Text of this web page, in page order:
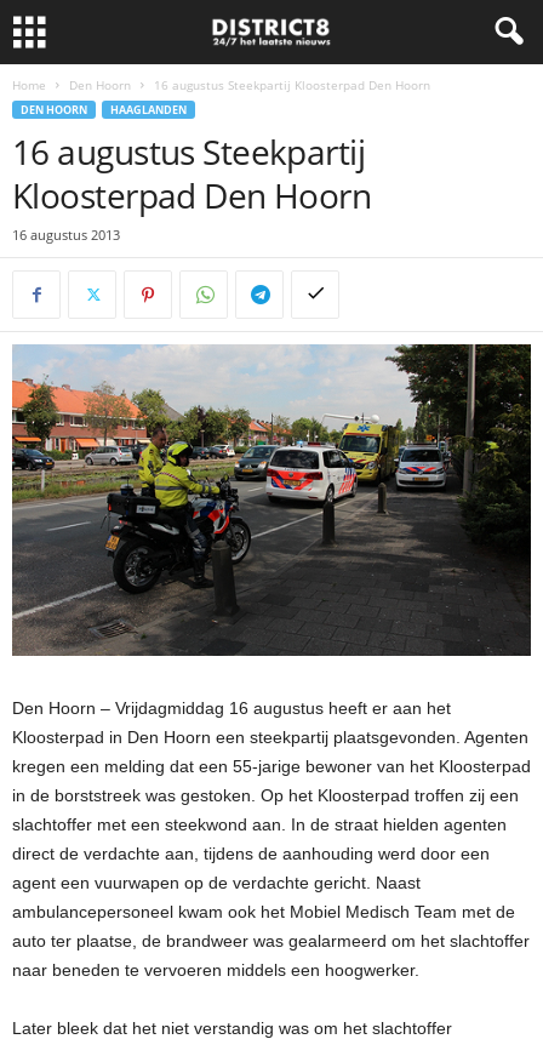
Home Den Hoorn 16 augustus Steekpartij Kloosterpad Den Hoorn
DEN HOORN HAAGLANDEN
16 augustus Steekpartij
Kloosterpad Den Hoorn
16 augustus 2013
Den Hoorn – Vrijdagmiddag 16 augustus heeft er aan het
Kloosterpad in Den Hoorn een steekpartij plaatsgevonden. Agenten
kregen een melding dat een 55-jarige bewoner van het Kloosterpad
in de borststreek was gestoken. Op het Kloosterpad troffen zij een
slachtoffer met een steekwond aan. In de straat hielden agenten
direct de verdachte aan, tijdens de aanhouding werd door een
agent een vuurwapen op de verdachte gericht. Naast
ambulancepersoneel kwam ook het Mobiel Medisch Team met de
auto ter plaatse, de brandweer was gealarmeerd om het slachtoffer
naar beneden te vervoeren middels een hoogwerker.
Later bleek dat het niet verstandig was om het slachtoffer